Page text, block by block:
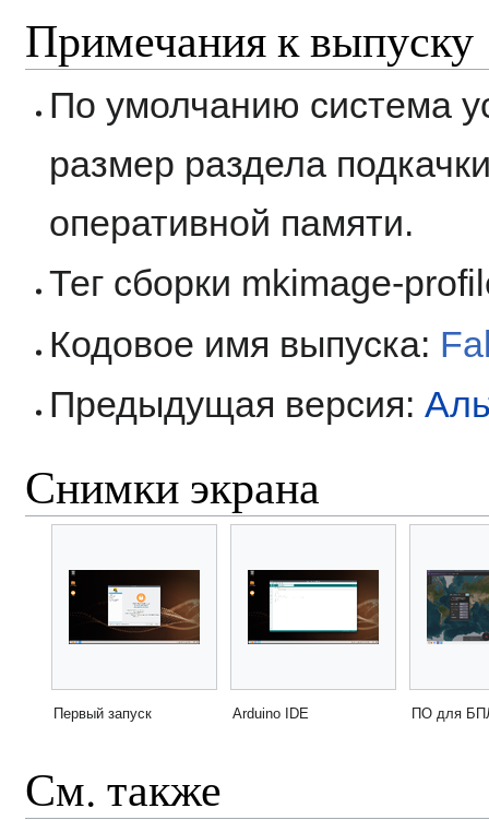
Примечания к выпуску
По умолчанию система
размер раздела
оперативной памяти.
Тег сборки mkimage-
Кодовое имя выпуска:
Предыдущая версия:
Снимки экрана
Первый запуск Arduino IDE ПО для
См. также